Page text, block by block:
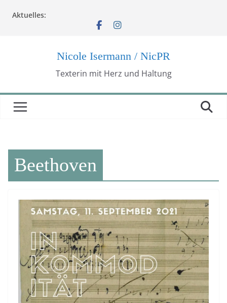
Inhalt
Aktuelles:
Nicole Isermann / NicPR
Texterin mit Herz und Haltung
Beethoven